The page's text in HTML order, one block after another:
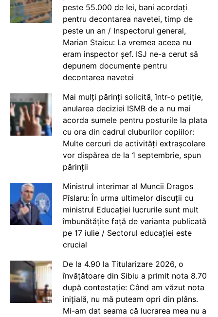
peste 55.000 de lei, bani acordați
pentru decontarea navetei, timp de
peste un an / Inspectorul general,
Marian Staicu: La vremea aceea nu
eram inspector șef. ISJ ne-a cerut să
depunem documente pentru
decontarea navetei
Mai mulți părinți solicită, într-o petiție,
anularea deciziei ISMB de a nu mai
acorda sumele pentru posturile la plata
cu ora din cadrul cluburilor copiilor:
Multe cercuri de activități extrașcolare
vor dispărea de la 1 septembrie, spun
părinții
Ministrul interimar al Muncii Dragos
Pîslaru: În urma ultimelor discuții cu
ministrul Educației lucrurile sunt mult
îmbunătățite față de varianta publicată
pe 17 iulie / Sectorul educației este
crucial
De la 4.90 la Titularizare 2026, o
învățătoare din Sibiu a primit nota 8.70
după contestație: Când am văzut nota
inițială, nu mă puteam opri din plâns.
Mi-am dat seama că lucrarea mea nu a